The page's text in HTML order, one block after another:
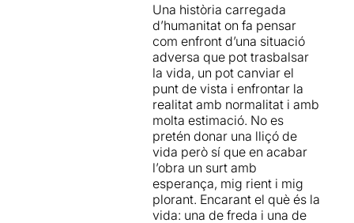
La música és en directe. La
música pren un paper
determinant dins
l’espectacle; per un costat
ens ajuda a traslladar-nos
pels diferents espais
descrits, i per un altre crea
els diferents estats
emocionals que s’hi viuen.
La composició musical és
una creació de Judit Farrés
i Roger Julià.
molt d'humor i molta música
en directe, que atrapa des
del minut 1 de la
representació.
Han aconseguit portar amb
safata de plata als
espectadors un drama molt
humà, però amb una
sensibilitat brutal, fugint
expressament d'un
melodrama,buscant tots
els aspectes positius
Una història carregada
d’humanitat on fa pensar
com enfront d’una situació
adversa que pot trasbalsar
la vida, un pot canviar el
punt de vista i enfrontar la
realitat amb normalitat i amb
molta estimació. No es
pretén donar una lliçó de
vida però sí que en acabar
l’obra un surt amb
esperança, mig rient i mig
plorant. Encarant el què és la
vida: una de freda i una de